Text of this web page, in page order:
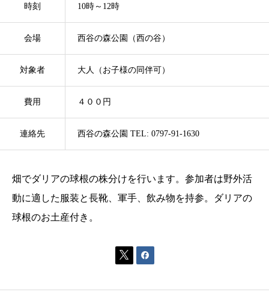
時刻 10時～12時
会場 西谷の森公園（西の谷）
対象者 大人（お子様の同伴可）
費用 ４００円
連絡先 西谷の森公園 TEL: 0797-91-1630
畑でダリアの球根の株分けを行います。参加者は野外活
動に適した服装と長靴、軍手、飲み物を持参。ダリアの
球根のお土産付き。
 